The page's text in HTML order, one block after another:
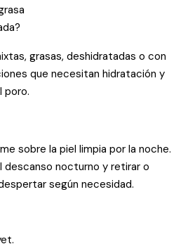
grasas, deshidratadas o con
que necesitan hidratación y
poro.
sobre la piel limpia por la noche.
descanso nocturno y retirar o
según necesidad.